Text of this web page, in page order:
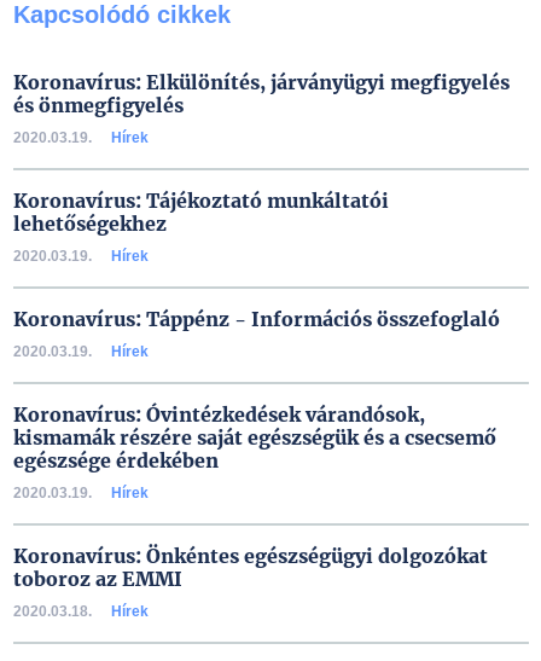
Kapcsolódó cikkek
Koronavírus: Elkülönítés, járványügyi megfigyelés
és önmegfigyelés
2020.03.19. Hírek
Koronavírus: Tájékoztató munkáltatói
lehetőségekhez
2020.03.19. Hírek
Koronavírus: Táppénz - Információs összefoglaló
2020.03.19. Hírek
Koronavírus: Óvintézkedések várandósok,
kismamák részére saját egészségük és a csecsemő
egészsége érdekében
2020.03.19. Hírek
Koronavírus: Önkéntes egészségügyi dolgozókat
toboroz az EMMI
2020.03.18. Hírek